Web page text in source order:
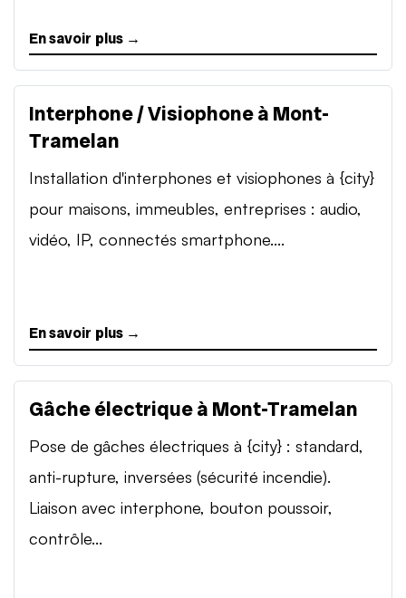
En savoir plus →
Interphone / Visiophone à Mont-
Tramelan
Installation d'interphones et visiophones à {city}
pour maisons, immeubles, entreprises : audio,
vidéo, IP, connectés smartphone....
En savoir plus →
Gâche électrique à Mont-Tramelan
Pose de gâches électriques à {city} : standard,
anti-rupture, inversées (sécurité incendie).
Liaison avec interphone, bouton poussoir,
contrôle...